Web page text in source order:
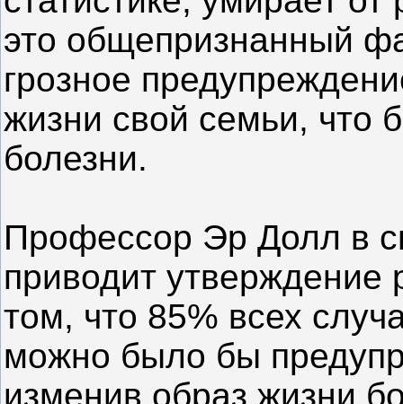
это общепризнанный
грозное
жизни свой семьи, что
болезни.
Профессор Эр Долл в
приводит утверждение
том, что 85% всех
можно было бы
изменив образ жизни